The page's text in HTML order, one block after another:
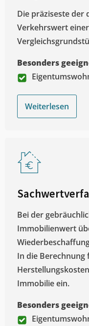
Die präziseste
Verkehrswert
Besonders
Weiterlesen
Bei der
Immobilienwert
In die
Immobilie ein.
Besonders